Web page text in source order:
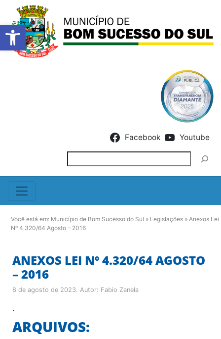
Barra de Ferramentas
Facebook Youtube
Você está em: Município de Bom Sucesso do Sul » Legislações » Anexos Lei
Nº 4.320/64 Agosto – 2016
ANEXOS LEI Nº 4.320/64 AGOSTO
– 2016
8 de agosto de 2023. Autor: Fabio Zanela
.
ARQUIVOS: